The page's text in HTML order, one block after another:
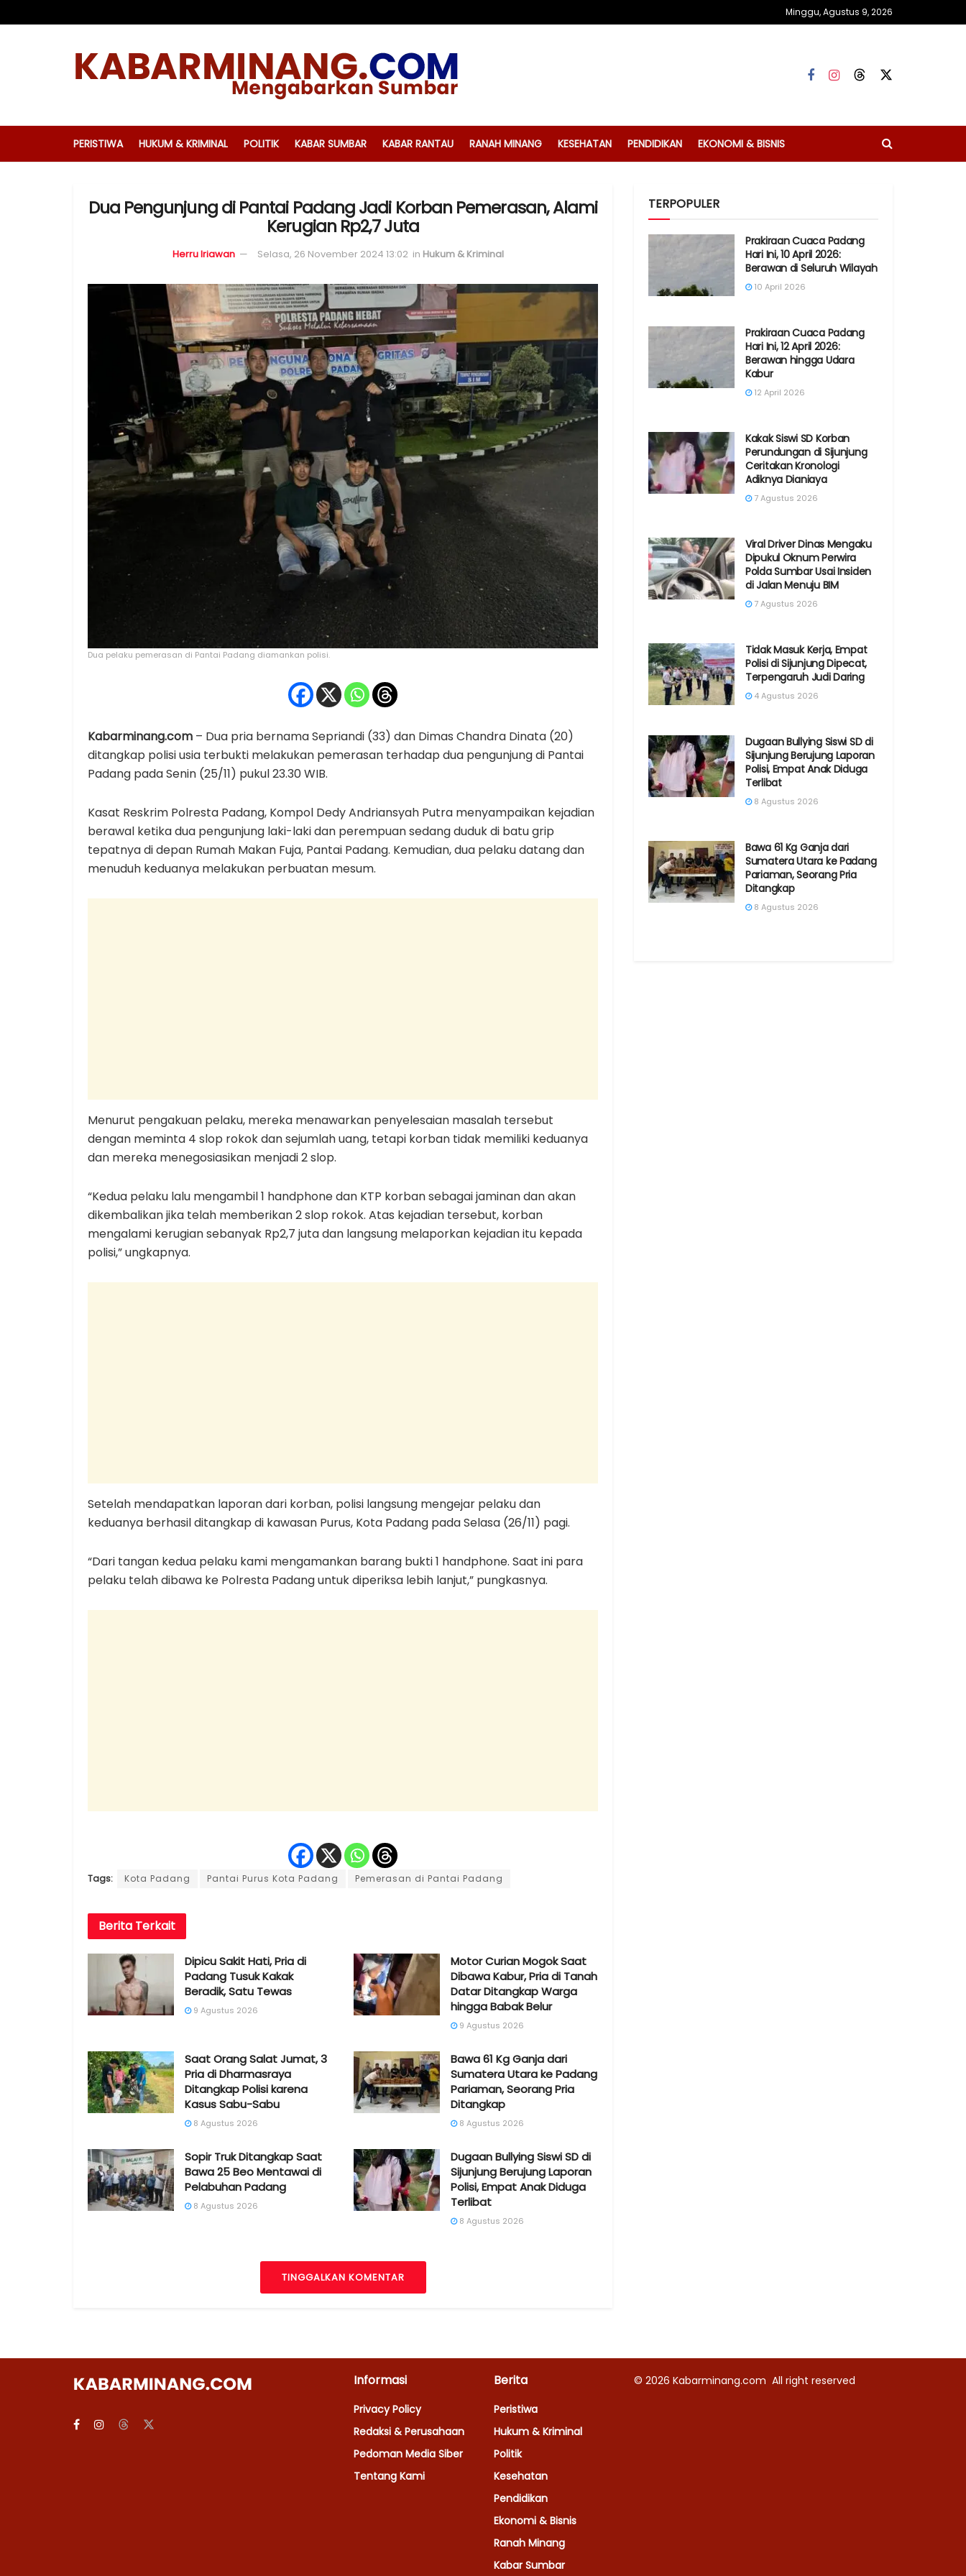
Minggu, Agustus 9, 2026
PERISTIWA HUKUM & KRIMINAL POLITIK KABAR SUMBAR KABAR RANTAU RANAH MINANG KESEHATAN PENDIDIKAN EKONOMI & BISNIS
Dua Pengunjung di Pantai Padang Jadi Korban Pemerasan, Alami
Kerugian Rp2,7 Juta
Herru Iriawan Selasa, 26 November 2024 13:02 in Hukum & Kriminal
Dua pelaku pemerasan di Pantai Padang diamankan polisi.
Kabarminang.com – Dua pria bernama Sepriandi (33) dan Dimas Chandra Dinata (20)
ditangkap polisi usia terbukti melakukan pemerasan terhadap dua pengunjung di Pantai
Padang pada Senin (25/11) pukul 23.30 WIB.
Kasat Reskrim Polresta Padang, Kompol Dedy Andriansyah Putra menyampaikan kejadian
berawal ketika dua pengunjung laki-laki dan perempuan sedang duduk di batu grip
tepatnya di depan Rumah Makan Fuja, Pantai Padang. Kemudian, dua pelaku datang dan
menuduh keduanya melakukan perbuatan mesum.
Menurut pengakuan pelaku, mereka menawarkan penyelesaian masalah tersebut
dengan meminta 4 slop rokok dan sejumlah uang, tetapi korban tidak memiliki keduanya
dan mereka menegosiasikan menjadi 2 slop.
“Kedua pelaku lalu mengambil 1 handphone dan KTP korban sebagai jaminan dan akan
dikembalikan jika telah memberikan 2 slop rokok. Atas kejadian tersebut, korban
mengalami kerugian sebanyak Rp2,7 juta dan langsung melaporkan kejadian itu kepada
polisi,” ungkapnya.
Setelah mendapatkan laporan dari korban, polisi langsung mengejar pelaku dan
keduanya berhasil ditangkap di kawasan Purus, Kota Padang pada Selasa (26/11) pagi.
“Dari tangan kedua pelaku kami mengamankan barang bukti 1 handphone. Saat ini para
pelaku telah dibawa ke Polresta Padang untuk diperiksa lebih lanjut,” pungkasnya.
Tags: Kota Padang Pantai Purus Kota Padang Pemerasan di Pantai Padang
Berita Terkait
Dipicu Sakit Hati, Pria di
Padang Tusuk Kakak
Beradik, Satu Tewas
9 Agustus 2026
Motor Curian Mogok Saat
Dibawa Kabur, Pria di Tanah
Datar Ditangkap Warga
hingga Babak Belur
9 Agustus 2026
Saat Orang Salat Jumat, 3
Pria di Dharmasraya
Ditangkap Polisi karena
Kasus Sabu-Sabu
8 Agustus 2026
Bawa 61 Kg Ganja dari
Sumatera Utara ke Padang
Pariaman, Seorang Pria
Ditangkap
8 Agustus 2026
Sopir Truk Ditangkap Saat
Bawa 25 Beo Mentawai di
Pelabuhan Padang
8 Agustus 2026
Dugaan Bullying Siswi SD di
Sijunjung Berujung Laporan
Polisi, Empat Anak Diduga
Terlibat
8 Agustus 2026
TINGGALKAN KOMENTAR
TERPOPULER
Prakiraan Cuaca Padang
Hari Ini, 10 April 2026:
Berawan di Seluruh Wilayah
10 April 2026
Prakiraan Cuaca Padang
Hari Ini, 12 April 2026:
Berawan hingga Udara
Kabur
12 April 2026
Kakak Siswi SD Korban
Perundungan di Sijunjung
Ceritakan Kronologi
Adiknya Dianiaya
7 Agustus 2026
Viral Driver Dinas Mengaku
Dipukul Oknum Perwira
Polda Sumbar Usai Insiden
di Jalan Menuju BIM
7 Agustus 2026
Tidak Masuk Kerja, Empat
Polisi di Sijunjung Dipecat,
Terpengaruh Judi Daring
4 Agustus 2026
Dugaan Bullying Siswi SD di
Sijunjung Berujung Laporan
Polisi, Empat Anak Diduga
Terlibat
8 Agustus 2026
Bawa 61 Kg Ganja dari
Sumatera Utara ke Padang
Pariaman, Seorang Pria
Ditangkap
8 Agustus 2026
Informasi
Privacy Policy
Redaksi & Perusahaan
Pedoman Media Siber
Tentang Kami
Berita
Peristiwa
Hukum & Kriminal
Politik
Kesehatan
Pendidikan
Ekonomi & Bisnis
Ranah Minang
Kabar Sumbar
© 2026 Kabarminang.com All right reserved